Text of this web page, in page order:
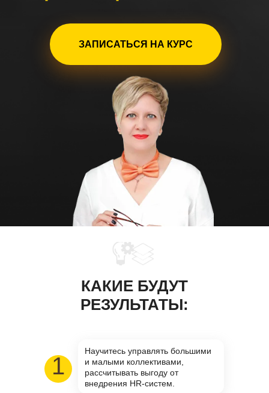
ЗАПИСАТЬСЯ НА КУРС
КАКИЕ БУДУТ
РЕЗУЛЬТАТЫ:
Научитесь управлять большими
и малыми коллективами,
рассчитывать выгоду от
внедрения HR-систем.
1